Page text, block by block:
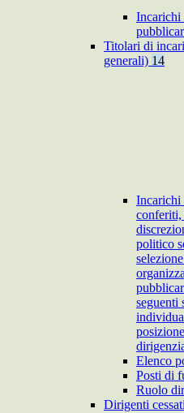
Incarichi
Titolari di
generali) 14
Incarichi
politico
seguenti
Elenco
Posti di
Ruolo
Dirigenti cessati